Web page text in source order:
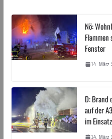
Nö:
Fenster
14. März
D: Brand
auf der
im Einsatz
14. März